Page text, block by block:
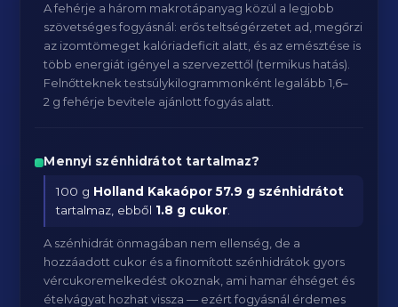
A fehérje a három makrotápanyag közül a legjobb
szövetséges fogyásnál: erős teltségérzetet ad, megőrzi
az izomtömeget kalóriadeficit alatt, és az emésztése is
több energiát igényel a szervezettől (termikus hatás).
Felnőtteknek testsúlykilogrammonként legalább 1,6–
2 g fehérje bevitele ajánlott fogyás alatt.
Mennyi szénhidrátot tartalmaz?
100 g Holland Kakaópor 57.9 g szénhidrátot
tartalmaz, ebből 1.8 g cukor
A szénhidrát önmagában nem ellenség, de a
hozzáadott cukor és a finomított szénhidrátok gyors
vércukoremelkedést okoznak, ami hamar éhséget és
ételvágyat hozhat vissza — ezért fogyásnál érdemes